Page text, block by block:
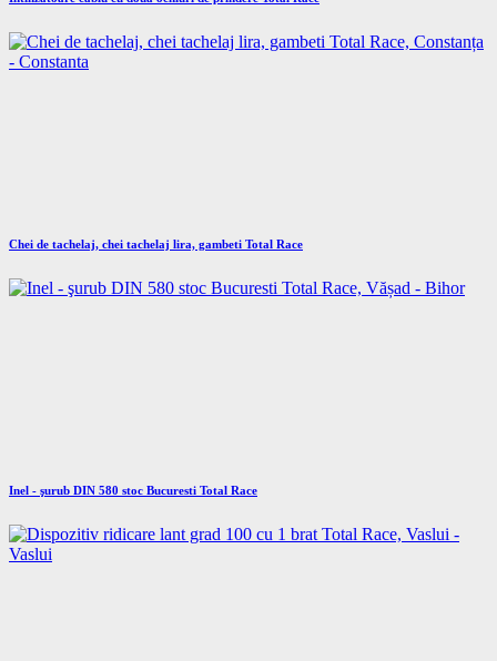
Chei de tachelaj, chei tachelaj lira, gambeti Total Race
Inel - şurub DIN 580 stoc Bucuresti Total Race